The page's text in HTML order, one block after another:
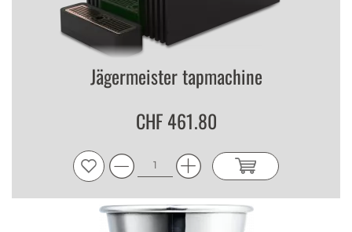
Jägermeister tapmachine
CHF 461.80